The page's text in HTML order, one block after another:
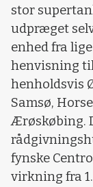
stor
udpræget
enhed fra
henvisning
henholdsvis
Samsø,
Ærøskøbing.
fynske
virkning fra